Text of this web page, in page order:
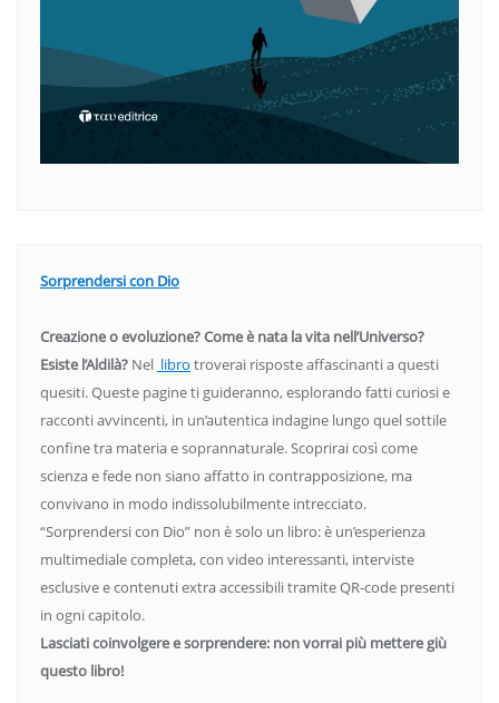
Sorprendersi con Dio
Creazione o evoluzione? Come è nata la vita nell’Universo?
Esiste l’Aldilà? Nel libro troverai risposte affascinanti a questi
quesiti. Queste pagine ti guideranno, esplorando fatti curiosi e
racconti avvincenti, in un’autentica indagine lungo quel sottile
confine tra materia e soprannaturale. Scoprirai così come
scienza e fede non siano affatto in contrapposizione, ma
convivano in modo indissolubilmente intrecciato.
“Sorprendersi con Dio” non è solo un libro: è un’esperienza
multimediale completa, con video interessanti, interviste
esclusive e contenuti extra accessibili tramite QR-code presenti
in ogni capitolo.
Lasciati coinvolgere e sorprendere: non vorrai più mettere giù
questo libro!